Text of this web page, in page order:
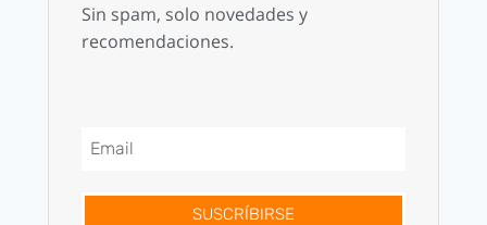
Sin spam, solo novedades y
recomendaciones.
SUSCRÍBIRSE